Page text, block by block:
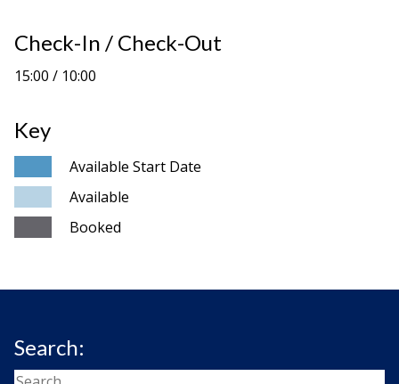
Check-In / Check-Out
15:00 / 10:00
Key
Available Start Date
Available
Booked
Search: